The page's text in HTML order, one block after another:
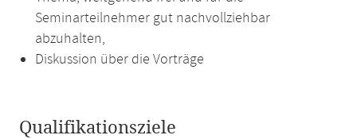
Seminarteilnehmer gut nachvollziehbar
abzuhalten,
Diskussion über die Vorträge
Qualifikationsziele